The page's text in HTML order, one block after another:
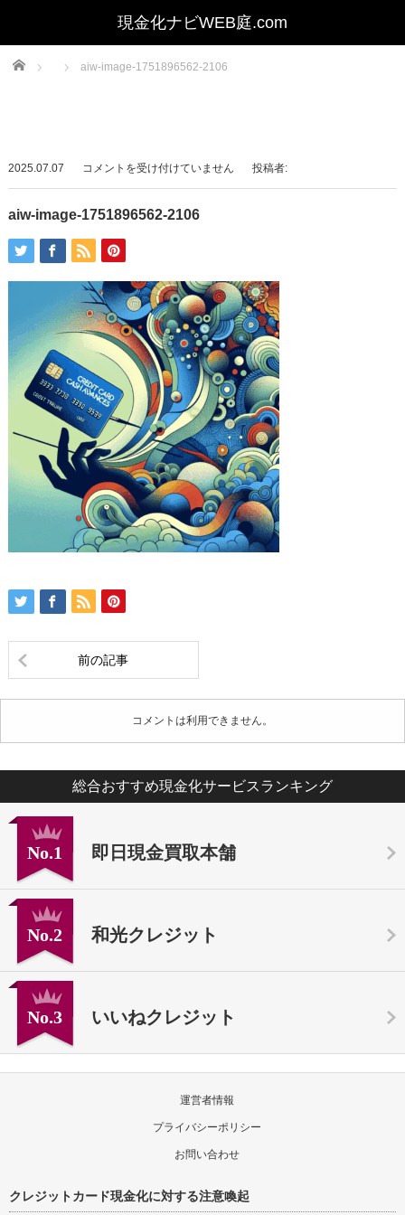
Home aiw-image-1751896562-2106
2025.07.07
aiw-
image-
1751896562-
は
コメントを受け付けていません 投稿者:
aiw-image-1751896562-2106
前の記事
コメントは利用できません。
総合おすすめ現金化サービスランキング
No.1 即日現金買取本舗
No.2 和光クレジット
No.3 いいねクレジット
運営者情報
プライバシーポリシー
お問い合わせ
クレジットカード現金化に対する注意喚起